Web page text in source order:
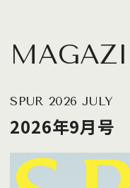
SPUR 2026 JULY
2026年9月号